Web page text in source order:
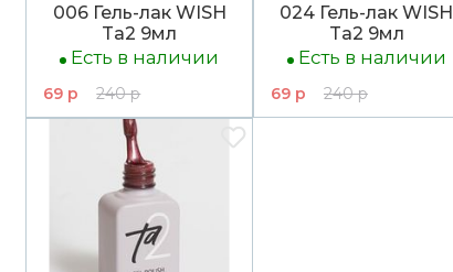
006 Гель-лак WISH
Ta2 9мл
Есть в наличии
69 р 240 р
024 Гель-лак WISH
Ta2 9мл
Есть в наличии
69 р 240 р